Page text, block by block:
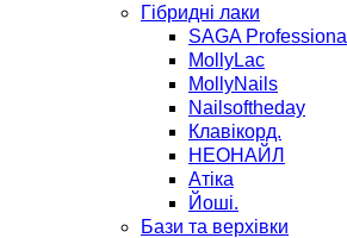
Гібридні лаки
SAGA Professional
MollyLac
MollyNails
Nailsoftheday
Клавікорд.
НЕОНАЙЛ
Атіка
Йоші.
Бази та верхівки